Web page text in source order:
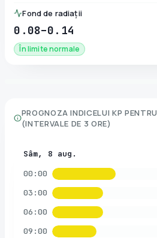
Fond de radiații
0.08–0.14
În limite normale
PROGNOZA INDICELUI KP PENTRU
(INTERVALE DE 3 ORE)
Sâm, 8 aug.
00:00
03:00
06:00
09:00